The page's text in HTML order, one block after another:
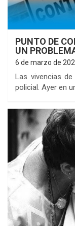
PUNTO DE
UN
6 de marzo de
Las vivencias
policial. Ayer en